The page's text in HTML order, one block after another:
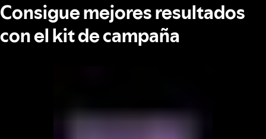
Consigue mejores resultados
con el kit de campaña